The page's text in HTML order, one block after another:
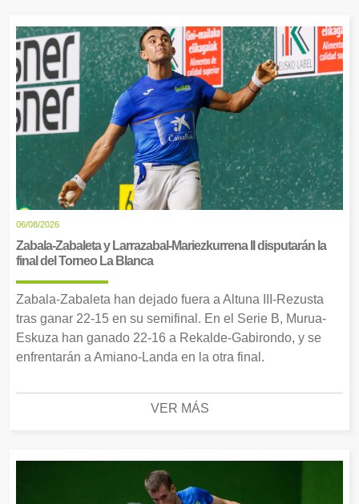
06/08/2026
Zabala-Zabaleta y Larrazabal-Mariezkurrena II disputarán la
final del Torneo La Blanca
Zabala-Zabaleta han dejado fuera a Altuna III-Rezusta
tras ganar 22-15 en su semifinal. En el Serie B, Murua-
Eskuza han ganado 22-16 a Rekalde-Gabirondo, y se
enfrentarán a Amiano-Landa en la otra final.
VER MÁS